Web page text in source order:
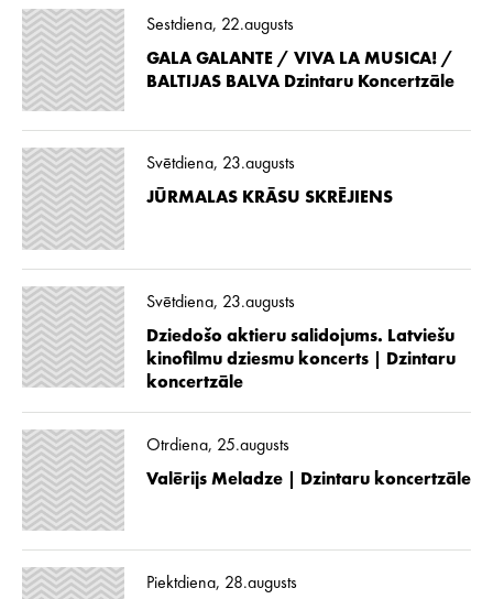
Sestdiena, 22.augusts
GALA GALANTE / VIVA LA MUSICA! /
BALTIJAS BALVA Dzintaru Koncertzāle
Svētdiena, 23.augusts
JŪRMALAS KRĀSU SKRĒJIENS
Svētdiena, 23.augusts
Dziedošo aktieru salidojums. Latviešu
kinofilmu dziesmu koncerts | Dzintaru
koncertzāle
Otrdiena, 25.augusts
Valērijs Meladze | Dzintaru koncertzāle
Piektdiena, 28.augusts